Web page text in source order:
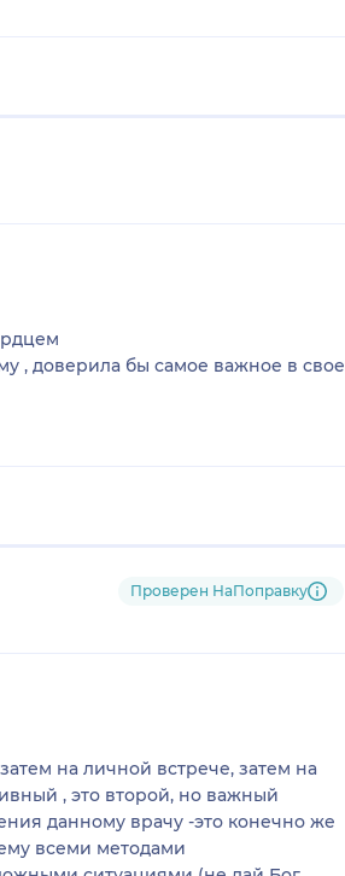
, доверила бы самое важное в
Проверен НаПоправку
на личной встрече, затем на
, это второй, но важный
данному врачу -это конечно же
всеми методами